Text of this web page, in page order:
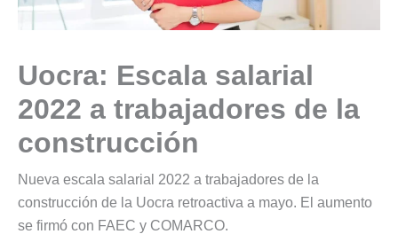
Uocra: Escala salarial
2022 a trabajadores de la
construcción
Nueva escala salarial 2022 a trabajadores de la
construcción de la Uocra retroactiva a mayo. El aumento
se firmó con FAEC y COMARCO.